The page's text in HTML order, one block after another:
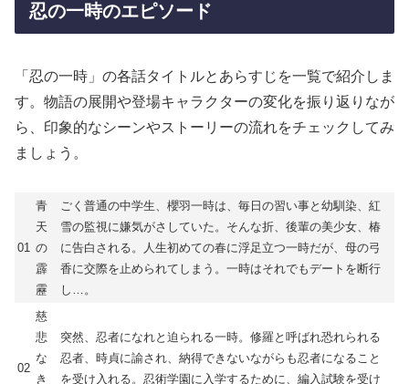
忍の一時のエピソード
「忍の一時」の各話タイトルとあらすじを一覧で紹介しま
す。物語の展開や登場キャラクターの変化を振り返りなが
ら、印象的なシーンやストーリーの流れをチェックしてみ
ましょう。
01
青
天
の
霹
靂
ごく普通の中学生、櫻羽一時は、毎日の習い事と幼馴染、紅
雪の監視に嫌気がさしていた。そんな折、後輩の美少女、椿
に告白される。人生初めての春に浮足立つ一時だが、母の弓
香に交際を止められてしまう。一時はそれでもデートを断行
し…。
02
慈
悲
な
き
突然、忍者になれと迫られる一時。修羅と呼ばれ恐れられる
忍者、時貞に諭され、納得できないながらも忍者になること
を受け入れる。忍術学園に入学するために、編入試験を受け